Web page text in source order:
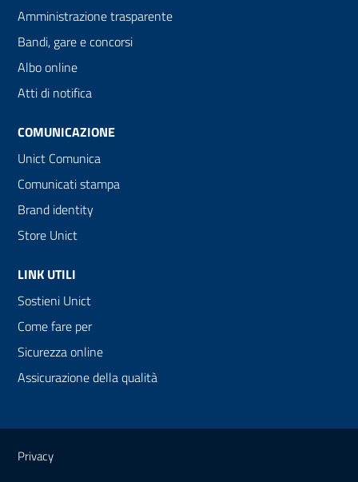
Amministrazione trasparente
Bandi, gare e concorsi
Albo online
Atti di notifica
COMUNICAZIONE
Unict Comunica
Comunicati stampa
Brand identity
Store Unict
LINK UTILI
Sostieni Unict
Come fare per
Sicurezza online
Assicurazione della qualità
Link e informazioni utili
Privacy